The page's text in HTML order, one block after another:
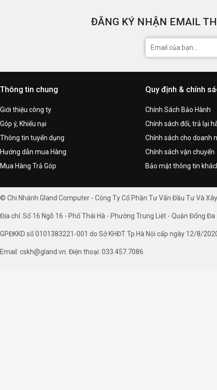
ĐĂNG KÝ NHẬN EMAIL
Thông tin chung
Giới thiệu công ty
Góp ý, Khiếu nại
Thông tin tuyển dụng
Hướng dẫn mua Hàng
Mua Hàng Trả Góp
Quy định & chính
Chính Sách Bảo Hành
Chính sách đổi, trả lại
Chính sách cho doanh
Chính sách vận chuyển
Bảo mật thông tin
© Chi Nhánh Gland Computer - Công Ty Cổ Phần Tư Vấn Đầu Tư Và
Địa chỉ: Số 16 Ngõ 16 - Phố Thái Hà - Phường Trung Liệt - Quận Đống Đa
GPĐKKD số 0101383221-001 do Sở KHĐT Tp.Hà Nội cấp ngày 12/8/
Email: cskh@gland.vn. Điện thoại: 033.457.7086